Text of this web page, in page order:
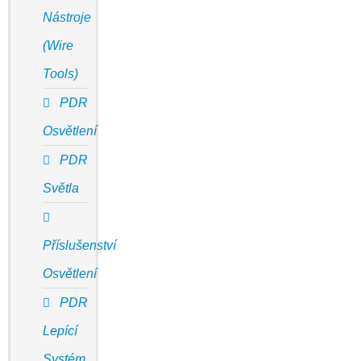
Nástroje
(Wire
Tools)
PDR
Osvětlení
PDR
Světla
Příslušenství
Osvětlení
PDR
Lepící